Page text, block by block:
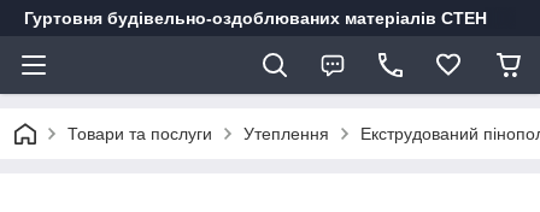
Гуртовня будівельно-оздоблюваних матеріалів СТЕН
Товари та послуги Утеплення Екструдований